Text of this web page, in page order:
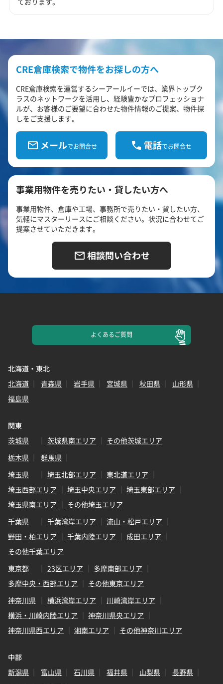
CRE倉庫検索で物件をお探しの方へ
CRE倉庫検索を運営するシーアールイーでは、業界トップク
ラスのネットワークを活用し、経験豊かなプロフェッショナ
ルが、お客様のご要望に合わせた物件情報のご提案、物件探
しをご支援します。
メールでお問合せ 電話でお問合せ
事業用物件を売りたい・貸したい方へ
事業用物件、倉庫や工場、事務所で売りたい・貸したい方、
気軽にマスターリースにご相談ください。状況に合わせてご
提案させていただきます。
相談問い合わせ
よくあるご質問
北海道・東北
北海道
青森県 岩手県 宮城県 秋田県
山形県
福島県
関東
茨城県
茨城県南エリア
その他茨城エリア
栃木県
群馬県
埼玉県
埼玉北部エリア
東北道エリア
埼玉西部エリア
埼玉中央エリア
埼玉東部エリア
埼玉県南エリア
その他埼玉エリア
千葉県
千葉湾岸エリア
流山・松戸エリア
野田・柏エリア
千葉内陸エリア
成田エリア
その他千葉エリア
東京都
23区エリア
多摩南部エリア
多摩中央・西部エリア
その他東京エリア
神奈川県
横浜湾岸エリア
川崎湾岸エリア
横浜・川崎内陸エリア
神奈川県央エリア
神奈川県西エリア
湘南エリア その他神奈川エリア
中部
新潟県
富山県 石川県 福井県 山梨県
長野県